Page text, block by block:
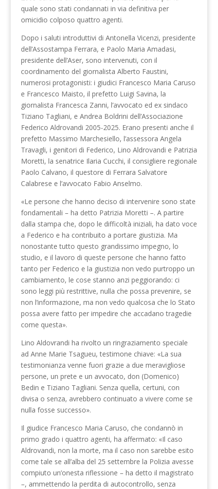
quale sono stati condannati in via definitiva per
omicidio colposo quattro agenti.
Dopo i saluti introduttivi di Antonella Vicenzi, presidente
dell’Assostampa Ferrara, e Paolo Maria Amadasi,
presidente dell’Aser, sono intervenuti, con il
coordinamento del giornalista Alberto Faustini,
numerosi protagonisti: i giudici Francesco Maria Caruso
e Francesco Maisto, il prefetto Luigi Savina, la
giornalista Francesca Zanni, l’avvocato ed ex sindaco
Tiziano Tagliani, e Andrea Boldrini dell’Associazione
Federico Aldrovandi 2005-2025. Erano presenti anche il
prefetto Massimo Marchesiello, l’assessora Angela
Travagli, i genitori di Federico, Lino Aldrovandi e Patrizia
Moretti, la senatrice Ilaria Cucchi, il consigliere regionale
Paolo Calvano, il questore di Ferrara Salvatore
Calabrese e l’avvocato Fabio Anselmo.
«Le persone che hanno deciso di intervenire sono state
fondamentali – ha detto Patrizia Moretti –. A partire
dalla stampa che, dopo le difficoltà iniziali, ha dato voce
a Federico e ha contribuito a portare giustizia. Ma
nonostante tutto questo grandissimo impegno, lo
studio, e il lavoro di queste persone che hanno fatto
tanto per Federico e la giustizia non vedo purtroppo un
cambiamento, le cose stanno anzi peggiorando: ci
sono leggi più restrittive, nulla che possa prevenire, se
non l’informazione, ma non vedo qualcosa che lo Stato
possa avere fatto per impedire che accadano tragedie
come questa».
Lino Aldovrandi ha rivolto un ringraziamento speciale
ad Anne Marie Tsagueu, testimone chiave: «La sua
testimonianza venne fuori grazie a due meravigliose
persone, un prete e un avvocato, don (Domenico)
Bedin e Tiziano Tagliani. Senza quella, certuni, con
divisa o senza, avrebbero continuato a vivere come se
nulla fosse successo».
Il giudice Francesco Maria Caruso, che condannò in
primo grado i quattro agenti, ha affermato: «Il caso
Aldrovandi, non la morte, ma il caso non sarebbe esito
come tale se all’alba del 25 settembre la Polizia avesse
compiuto un’onesta riflessione – ha detto il magistrato
–, ammettendo la perdita di autocontrollo, senza